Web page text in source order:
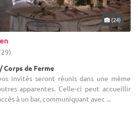
(24)
Corps de Ferme
invités seront réunis dans une même
apparentes. Celle-ci peut accueillir
à un bar, communiquant avec ...